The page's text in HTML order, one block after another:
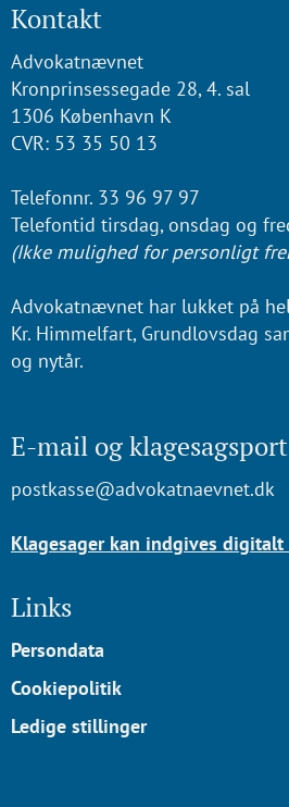
Kontakt
Advokatnævnet
Kronprinsessegade 28, 4. sal
1306 København K
CVR: 53 35 50 13
Telefonnr. 33 96 97 97
Telefontid tirsdag, onsdag og
(Ikke mulighed for personligt
Advokatnævnet har lukket på
Kr. Himmelfart, Grundlovsdag
og nytår.
E-mail og
postkasse@advokatnaevnet.dk
Klagesager kan indgives digitalt
Links
Persondata
Cookiepolitik
Ledige stillinger